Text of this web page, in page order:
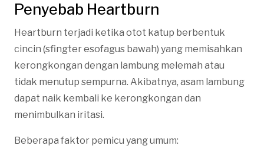
Penyebab Heartburn
Heartburn terjadi ketika otot katup berbentuk
cincin (sfingter esofagus bawah) yang memisahkan
kerongkongan dengan lambung melemah atau
tidak menutup sempurna. Akibatnya, asam lambung
dapat naik kembali ke kerongkongan dan
menimbulkan iritasi.
Beberapa faktor pemicu yang umum: